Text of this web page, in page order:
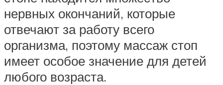
нервных окончаний, которые
отвечают за работу всего
организма, поэтому массаж стоп
имеет особое значение для детей
любого возраста.